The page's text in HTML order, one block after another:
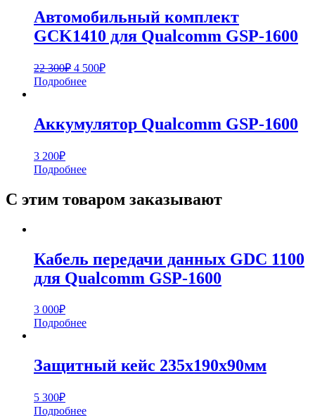
Автомобильный комплект
GCK1410 для Qualcomm GSP-1600
22 300₽ 4 500₽
Подробнее
Аккумулятор Qualcomm GSP-1600
3 200₽
Подробнее
С этим товаром заказывают
Кабель передачи данных GDC 1100
для Qualcomm GSP-1600
3 000₽
Подробнее
Защитный кейс 235х190х90мм
5 300₽
Подробнее